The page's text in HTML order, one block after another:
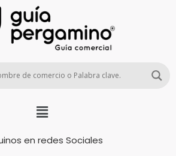
en redes Sociales